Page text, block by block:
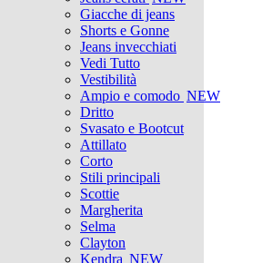
Giacche di jeans
Shorts e Gonne
Jeans invecchiati
Vedi Tutto
Vestibilità
Ampio e comodo NEW
Dritto
Svasato e Bootcut
Attillato
Corto
Stili principali
Scottie
Margherita
Selma
Clayton
Kendra NEW